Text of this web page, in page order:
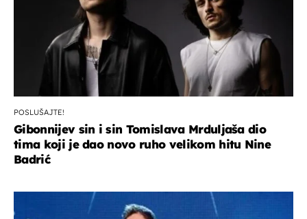
POSLUŠAJTE!
Gibonnijev sin i sin Tomislava Mrduljaša dio
tima koji je dao novo ruho velikom hitu Nine
Badrić